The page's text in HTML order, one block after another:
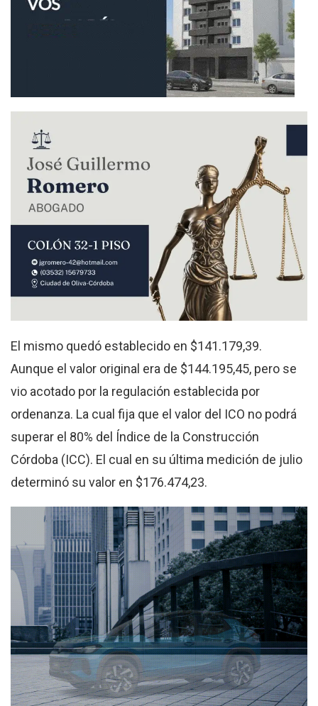
El mismo quedó establecido en $141.179,39.
Aunque el valor original era de $144.195,45, pero se
vio acotado por la regulación establecida por
ordenanza. La cual fija que el valor del ICO no podrá
superar el 80% del Índice de la Construcción
Córdoba (ICC). El cual en su última medición de julio
determinó su valor en $176.474,23.